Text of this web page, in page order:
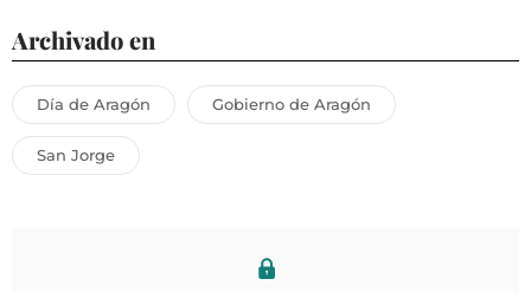
Archivado en
Día de Aragón Gobierno de Aragón
San Jorge